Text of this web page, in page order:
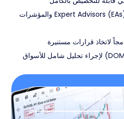
يتيح للمستخدمين إضافة Expert Advisors (EAs) والمؤشرات
لاتخاذ قرارات مستنيرة